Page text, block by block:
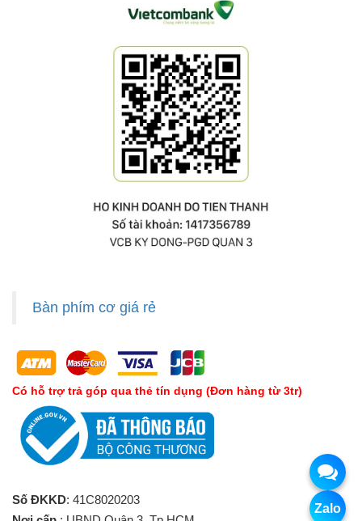
Bàn phím cơ giá rẻ
Có hỗ trợ trả góp qua thẻ tín dụng (Đơn hàng từ 3tr)
Số ĐKKD: 41C8020203
Zalo